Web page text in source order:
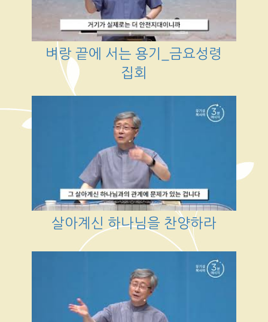
벼랑 끝에 서는 용기_금요성령
집회
살아계신 하나님을 찬양하라